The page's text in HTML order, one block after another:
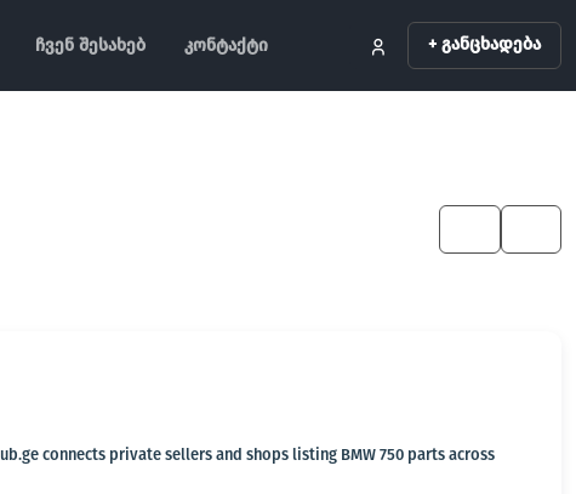
ჩვენ შესახებ კონტაქტი + განცხადება
connects private sellers and shops listing BMW 750 parts across